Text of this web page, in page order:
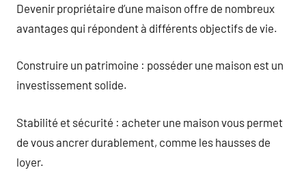
Devenir propriétaire d’une maison offre de nombreux
avantages qui répondent à différents objectifs de vie.
Construire un patrimoine : posséder une maison est un
investissement solide.
Stabilité et sécurité : acheter une maison vous permet
de vous ancrer durablement, comme les hausses de
loyer.